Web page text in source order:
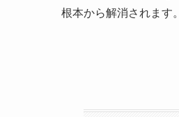
根本から解消されます。